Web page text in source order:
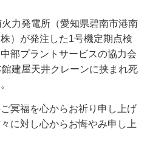
力発電所（愛知県碧南市港南
）が発注した1号機定期点検
部プラントサービスの協力会
建屋天井クレーンに挟まれ死
冥福を心からお祈り申し上げ
に対し心からお悔やみ申し上